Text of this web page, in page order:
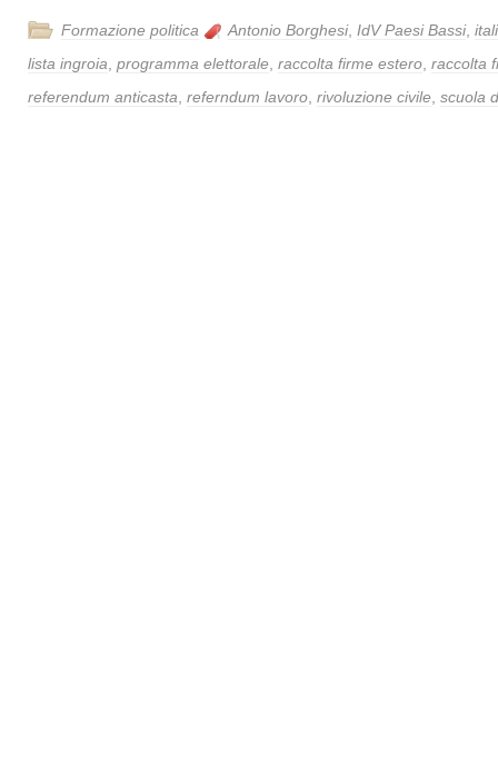
Formazione politica Antonio Borghesi, IdV Paesi Bassi,
lista ingroia programma elettorale raccolta firme estero raccolta
referendum anticasta referndum lavoro rivoluzione civile scuola